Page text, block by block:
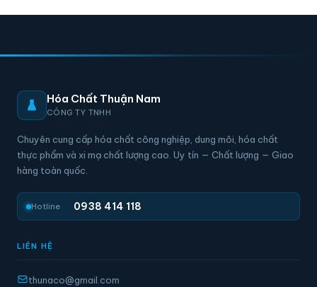
Hóa Chất Thuận Nam
CÔNG TY TNHH
Chuyên cung cấp hóa chất công nghiệp, dung môi, hóa chất
thực phẩm và xi mạ chất lượng cao. Uy tín — Chất lượng — Giao
hàng toàn quốc.
Hotline 0938 414 118
LIÊN HỆ
thunaco@gmail.com